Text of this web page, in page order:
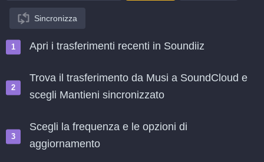
Sincronizza
Apri i trasferimenti recenti in Soundiiz
Trova il trasferimento da Musi a SoundCloud e
scegli Mantieni sincronizzato
Scegli la frequenza e le opzioni di
aggiornamento